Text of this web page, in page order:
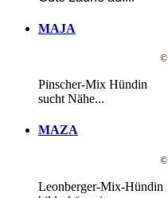
MAJA
©
Pinscher-Mix Hündin
sucht Nähe...
MAZA
©
Leonberger-Mix-Hündin